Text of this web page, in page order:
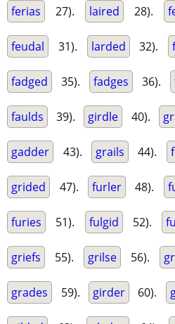
ferias 27). laired 28).
feudal 31). larded 32).
fadged 35). fadges 36).
faulds 39). girdle 40).
gadder 43). grails 44).
grided 47). furler 48).
furies 51). fulgid 52).
griefs 55). grilse 56).
grades 59). girder 60).